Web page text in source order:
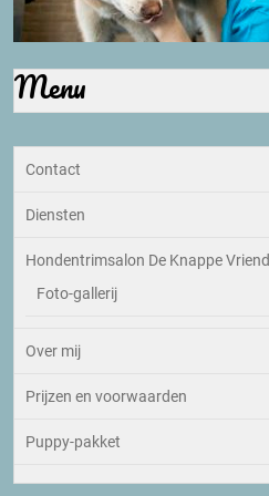
Menu
Contact
Diensten
Hondentrimsalon De Knappe Vriend
Foto-gallerij
Over mij
Prijzen en voorwaarden
Puppy-pakket